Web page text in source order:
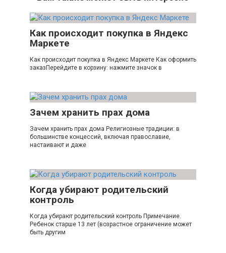
Как происходит покупка в Яндекс
Маркете
Как происходит покупка в Яндекс Маркете Как оформить
заказПерейдите в корзину: нажмите значок в
Зачем хранить прах дома
Зачем хранить прах дома Религиозные традиции: в
большинстве концессий, включая православие,
настаивают и даже
Когда убирают родительский
контроль
Когда убирают родительский контроль Примечание.
Ребенок старше 13 лет (возрастное ограничение может
быть другим